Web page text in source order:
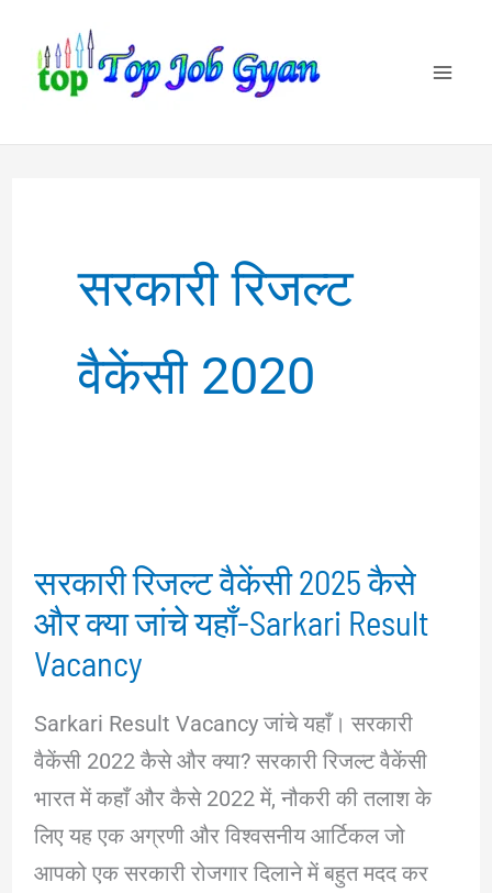
content
सरकारी रिजल्ट
वैकेंसी 2020
सरकारी रिजल्ट वैकेंसी 2025 कैसे
और क्या जांचे यहाँ-Sarkari Result
Vacancy
Sarkari Result Vacancy जांचे यहाँ। सरकारी
वैकेंसी 2022 कैसे और क्या? सरकारी रिजल्ट वैकेंसी
भारत में कहाँ और कैसे 2022 में, नौकरी की तलाश के
लिए यह एक अग्रणी और विश्वसनीय आर्टिकल जो
आपको एक सरकारी रोजगार दिलाने में बहुत मदद कर